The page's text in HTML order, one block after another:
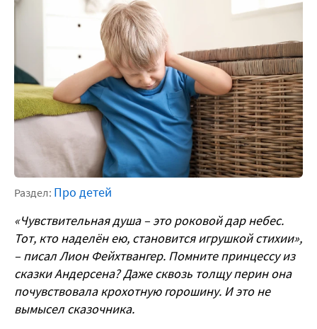
Раздел: Про детей
«Чувствительная душа – это роковой дар небес.
Тот, кто наделён ею, становится игрушкой стихии»,
– писал Лион Фейхтвангер. Помните принцессу из
сказки Андерсена? Даже сквозь толщу перин она
почувствовала крохотную горошину. И это не
вымысел сказочника.